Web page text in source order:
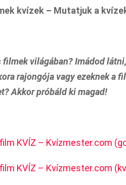
kvízek – Mutatjuk a
világában? Imádod
rajongója vagy ezeknek a
Akkor próbáld ki magad!
KVÍZ – Kvízmester.com
KVÍZ – Kvízmester.com